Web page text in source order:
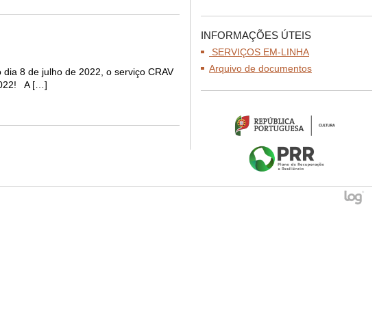
8 de julho de 2022, o serviço CRAV
A […]
INFORMAÇÕES ÚTEIS
SERVIÇOS EM-LINHA
Arquivo de documentos